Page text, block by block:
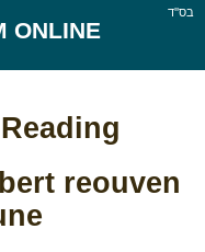
בס''ד
ONLINE
reouven